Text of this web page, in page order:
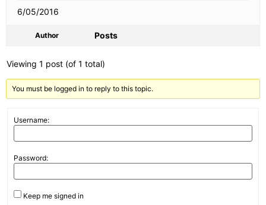
6/05/2016
Author Posts
Viewing 1 post (of 1 total)
You must be logged in to reply to this topic.
Username:
Password:
Keep me signed in